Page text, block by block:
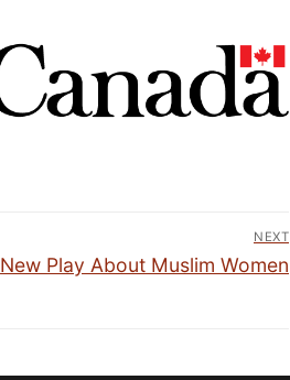
NEXT
Next
New Play About Muslim Women